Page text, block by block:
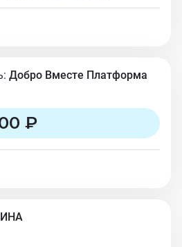
Добро Вместе Платформа
₽